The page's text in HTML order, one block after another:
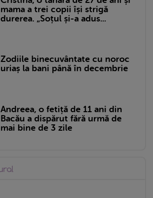
mama a trei copii își strigă
durerea. „Soțul și-a adus...
Zodiile binecuvântate cu noroc
uriaș la bani până în decembrie
Andreea, o fetiță de 11 ani din
Bacău a dispărut fără urmă de
mai bine de 3 zile